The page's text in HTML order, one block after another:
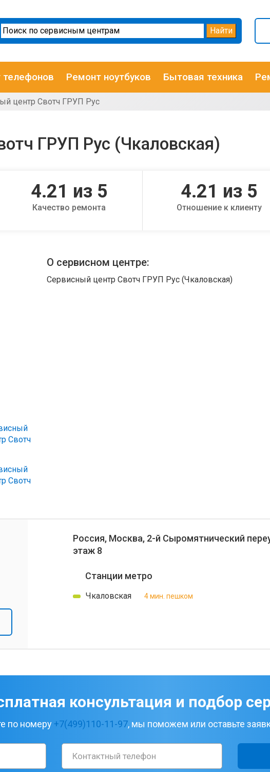
Ремонт ноутбуков Бытовая техника
центр Свотч ГРУП Рус
ГРУП Рус (Чкаловская)
4.21 из 5
Качество ремонта
4.21 из 5
Отношение к клиенту
О сервисном центре:
Сервисный центр Свотч ГРУП Рус (Чкаловская)
Россия, Москва, 2-й Сыромятнический
этаж 8
Станции метро
Чкаловская 4 мин. пешком
консультация и подбор
по номеру+7(499)110-11-97, мы поможем или оставьте